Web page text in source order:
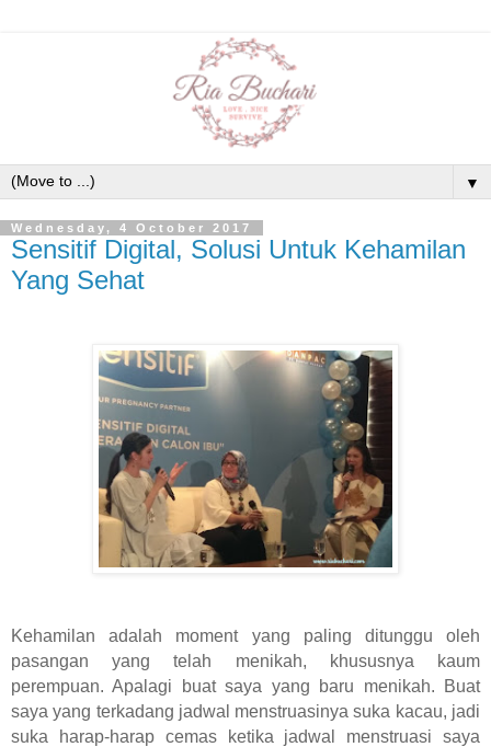
▼
Wednesday, 4 October 2017
Sensitif Digital, Solusi Untuk Kehamilan
Yang Sehat
Kehamilan adalah moment yang paling ditunggu oleh
pasangan yang telah menikah, khususnya kaum
perempuan. Apalagi buat saya yang baru menikah. Buat
saya yang terkadang jadwal menstruasinya suka kacau, jadi
suka harap-harap cemas ketika jadwal menstruasi saya